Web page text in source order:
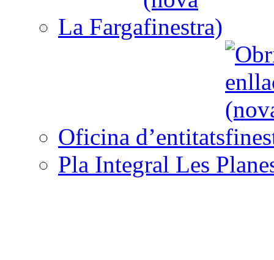
La Farga
Oficina d’entitats
Pla Integral Les